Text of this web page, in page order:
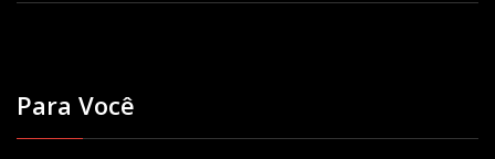
Para Você